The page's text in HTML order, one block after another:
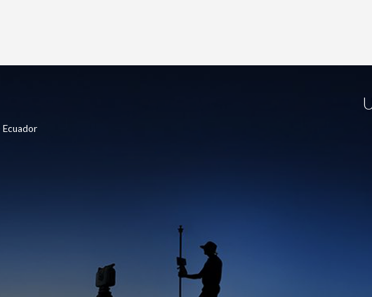
Ecuador